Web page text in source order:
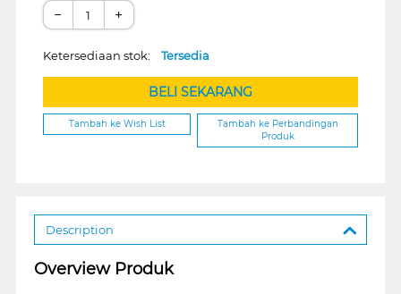
− +
Ketersediaan stok: Tersedia
BELI SEKARANG
Tambah ke Wish List
Tambah ke Perbandingan
Produk
Description
Overview Produk